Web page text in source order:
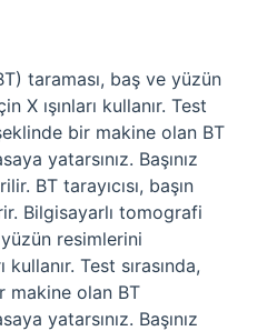
taraması, baş ve yüzün
X ışınları kullanır. Test
bir makine olan BT
yatarsınız. Başınız
BT tarayıcısı, başın
Bilgisayarlı tomografi
resimlerini
Test sırasında,
makine olan BT
yatarsınız. Başınız